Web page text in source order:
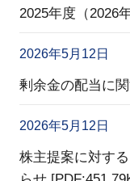
2025年度（2026
2026年5月12日
剰余金の配当に
2026年5月12日
株主提案に対す